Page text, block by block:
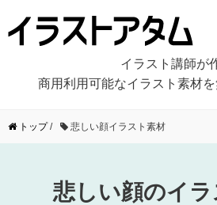
イラスト講師が
商用利用可能なイラスト素材
トップ/ 悲しい顔イラスト素材
悲しい顔のイ